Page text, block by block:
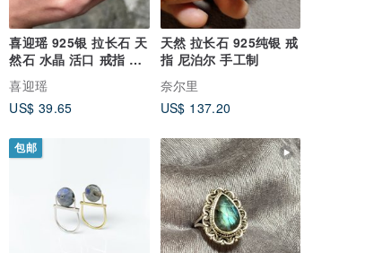
喜迎瑶 925银 拉长石 天
然石 水晶 活口 戒指 民
族风 嬉皮 复古
喜迎瑶
US$ 39.65
天然 拉长石 925纯银 戒
指 尼泊尔 手工制
奈尔里
US$ 137.20
包邮